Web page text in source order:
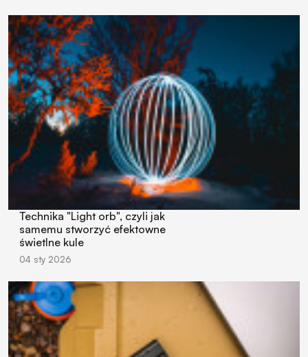
Technika "Light orb", czyli jak
samemu stworzyć efektowne
świetlne kule
04 sty 2026